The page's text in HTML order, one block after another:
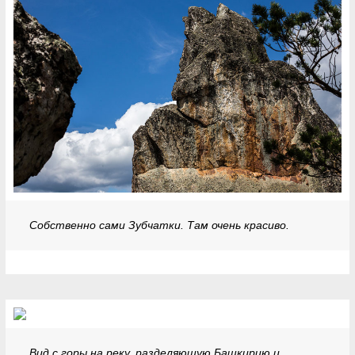
Собственно сами Зубчатки. Там очень красиво.
Вид с горы на реку, разделяющую Башкирию и